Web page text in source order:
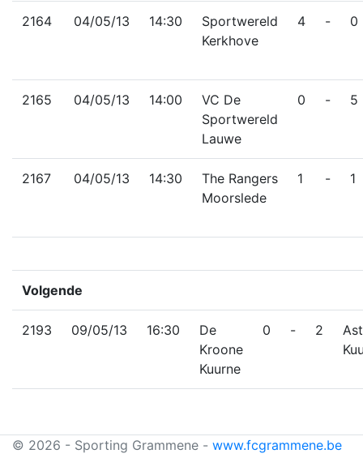
2164 04/05/13 14:30
Sportwereld
Kerkhove
4 - 0
2165 04/05/13 14:00
VC De
Sportwereld
Lauwe
0 - 5
2167 04/05/13 14:30
The Rangers
Moorslede
1 - 1
Volgende
2193 09/05/13 16:30
De
Kroone
Kuurne
0 - 2
© 2026 - Sporting Grammene - www.fcgrammene.be